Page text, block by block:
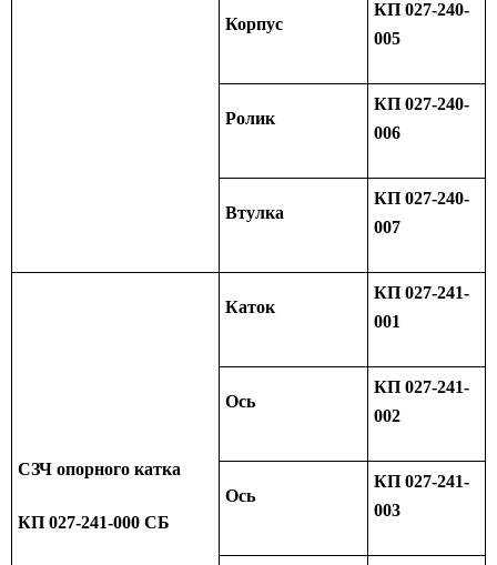
Корпус
КП 027-240-
005
Ролик
КП 027-240-
006
Втулка
КП 027-240-
007
СЗЧ опорного катка
КП 027-241-000 СБ
Каток
КП 027-241-
001
Ось
КП 027-241-
002
Ось
КП 027-241-
003